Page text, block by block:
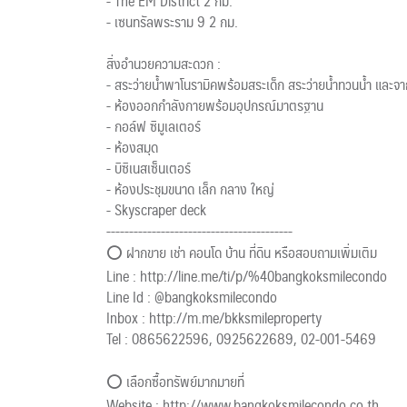
- เซนทรัลพระราม 9 2 กม.
สิ่งอำนวยความสะดวก :
- สระว่ายน้ำพาโนรามิคพร้อมสระเด็ก สระว่ายน้ำทวนน้ำ และจ
- ห้องออกกำลังกายพร้อมอุปกรณ์มาตรฐาน
- กอล์ฟ ซิมูเลเตอร์
- ห้องสมุด
- บิซิเนสเซ็นเตอร์
- ห้องประชุมขนาด เล็ก กลาง ใหญ่
- Skyscraper deck
-----------------------------------------
⭕ ฝากขาย เช่า คอนโด บ้าน ที่ดิน หรือสอบถามเพิ่มเติม
Line : http://line.me/ti/p/%40bangkoksmilecondo
Line Id : @bangkoksmilecondo
Inbox : http://m.me/bkksmileproperty
Tel : 0865622596, 0925622689, 02-001-5469
⭕ เลือกซื้อทรัพย์มากมายที่